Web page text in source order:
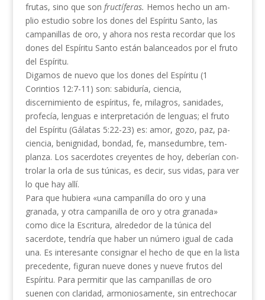
frutas, sino que son fructíferas. Hemos hecho un am­
plio estudio sobre los dones del Espíritu Santo, las
campanillas de oro, y ahora nos resta recordar que los
dones del Espíritu Santo están balanceados por el fruto
del Espíritu.
Digamos de nuevo que los dones del Espíritu (1
Corintios 12:7-11) son: sabiduría, ciencia,
discernimiento de espíritus, fe, milagros, sanidades,
profecía, lenguas e interpretación de lenguas; el fruto
del Espíritu (Gálatas 5:22-23) es: amor, gozo, paz, pa­
ciencia, benignidad, bondad, fe, mansedumbre, tem­
planza. Los sacerdotes creyentes de hoy, deberían con­
trolar la orla de sus túnicas, es decir, sus vidas, para ver
lo que hay allí.
Para que hubiera «una campanilla do oro y una
granada, y otra campanilla de oro y otra granada»
como dice la Escritura, alrededor de la túnica del
sacerdote, tendría que haber un número igual de cada
una. Es interesante consignar el hecho de que en la lista
precedente, figuran nueve dones y nueve frutos del
Espíritu. Para permitir que las campanillas de oro
suenen con claridad, armoniosamente, sin entre­chocar